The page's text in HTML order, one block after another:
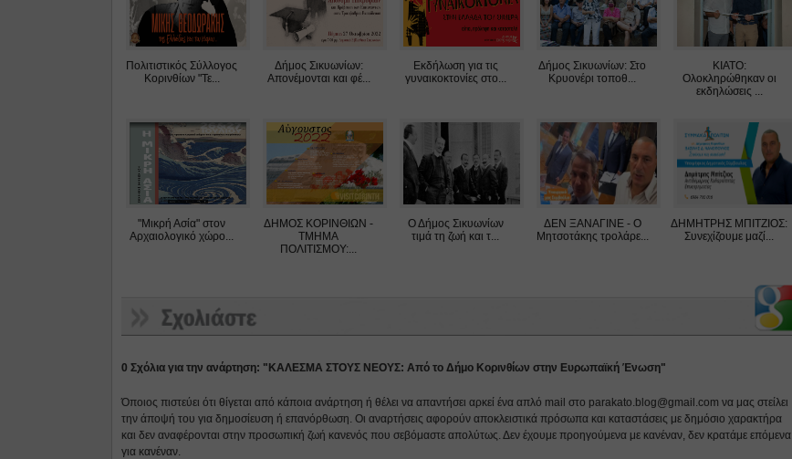
Πολιτιστικός Σύλλογος
Κορινθίων "Τε...
Δήμος Σικυωνίων:
Απονέμονται και φέ...
Εκδήλωση για τις
γυναικοκτονίες στο...
Δήμος Σικυωνίων: Στο
Κρυονέρι τοποθ...
ΚΙΑΤΟ:
Ολοκληρώθηκαν οι
εκδηλώσεις ...
"Μικρή Ασία" στον
Αρχαιολογικό χώρο...
ΔΗΜΟΣ ΚΟΡΙΝΘΙΩΝ -
ΤΜΗΜΑ
ΠΟΛΙΤΙΣΜΟΥ:...
Ο Δήμος Σικυωνίων
τιμά τη ζωή και τ...
ΔΕΝ ΞΑΝΑΓΙΝΕ - Ο
Μητσοτάκης τρολάρε...
ΔΗΜΗΤΡΗΣ ΜΠΙΤΖΙΟΣ:
Συνεχίζουμε μαζί...
0 Σχόλια για την ανάρτηση: "ΚΑΛΕΣΜΑ ΣΤΟΥΣ ΝΕΟΥΣ: Από το Δήμο Κορινθίων στην Ευρωπαϊκή Ένωση"
Όποιος πιστεύει ότι θίγεται από κάποια ανάρτηση ή θέλει να απαντήσει αρκεί ένα απλό mail στο parakato.blog@gmail.com να μας στείλει
την άποψή του για δημοσίευση ή επανόρθωση. Οι αναρτήσεις αφορούν αποκλειστικά πρόσωπα και καταστάσεις με δημόσιο χαρακτήρα
και δεν αναφέρονται στην προσωπική ζωή κανενός που σεβόμαστε απολύτως. Δεν έχουμε προηγούμενα με κανέναν, δεν κρατάμε επόμενα
για κανέναν.